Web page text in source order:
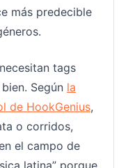
más predecible
tags
Según la
de HookGenius,
o corridos,
el campo de
latina” porque